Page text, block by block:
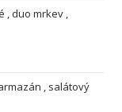
, duo mrkev ,
, salátový